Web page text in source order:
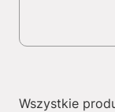
Wszystkie